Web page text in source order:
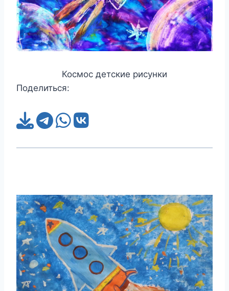
Космос детские рисунки
Поделиться: